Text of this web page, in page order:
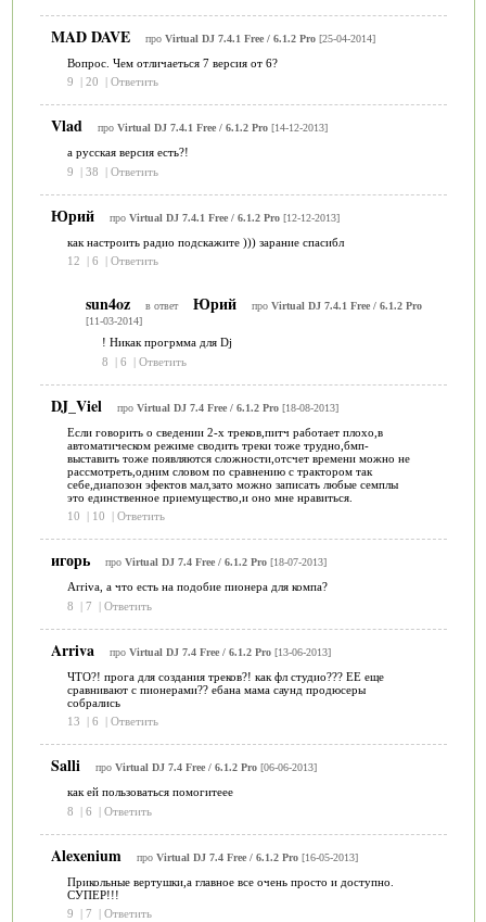
MAD DAVE про Virtual DJ 7.4.1 Free / 6.1.2 Pro[25-04-2014]
Вопрос. Чем отличаеться 7 версия от 6?
9
| 20 | Ответить
Vlad про Virtual DJ 7.4.1 Free / 6.1.2 Pro[14-12-2013]
а русская версия есть?!
9
| 38 | Ответить
Юрий про Virtual DJ 7.4.1 Free / 6.1.2 Pro[12-12-2013]
как настроить радио подскажите ))) зарание спасибл
12
| 6 | Ответить
sun4oz в ответ Юрий про Virtual DJ 7.4.1 Free / 6.1.2 Pro
[11-03-2014]
! Никак прогрмма для Dj
8
| 6 | Ответить
DJ_Viel про Virtual DJ 7.4 Free / 6.1.2 Pro[18-08-2013]
Если говорить о сведении 2-х треков,питч работает плохо,в
автоматическом режиме сводить треки тоже трудно,бмп-
выставить тоже появляются сложности,отсчет времени можно не
рассмотреть,одним словом по сравнению с трактором так
себе,диапозон эфектов мал,зато можно записать любые семплы
это единственное приемущество,и оно мне нравиться.
10
| 10 | Ответить
игорь про Virtual DJ 7.4 Free / 6.1.2 Pro[18-07-2013]
Arriva, а что есть на подобие пионера для компа?
8
| 7 | Ответить
Arriva про Virtual DJ 7.4 Free / 6.1.2 Pro[13-06-2013]
ЧТО?! прога для создания треков?! как фл студио??? ЕЕ еще
сравнивают с пионерами?? ебана мама саунд продюсеры
собрались
13
| 6 | Ответить
Salli про Virtual DJ 7.4 Free / 6.1.2 Pro[06-06-2013]
как ей пользоваться помогитеее
8
| 6 | Ответить
Alexenium про Virtual DJ 7.4 Free / 6.1.2 Pro[16-05-2013]
Прикольные вертушки,а главное все очень просто и доступно.
СУПЕР!!!
9
| 7 | Ответить